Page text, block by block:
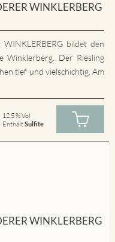
WINKLERBERG
WINKLERBERG bildet den
Winklerberg. Der Riesling
tief und vielschichtig. Am
12.5 % Vol
EnthältSulfite
WINKLERBERG